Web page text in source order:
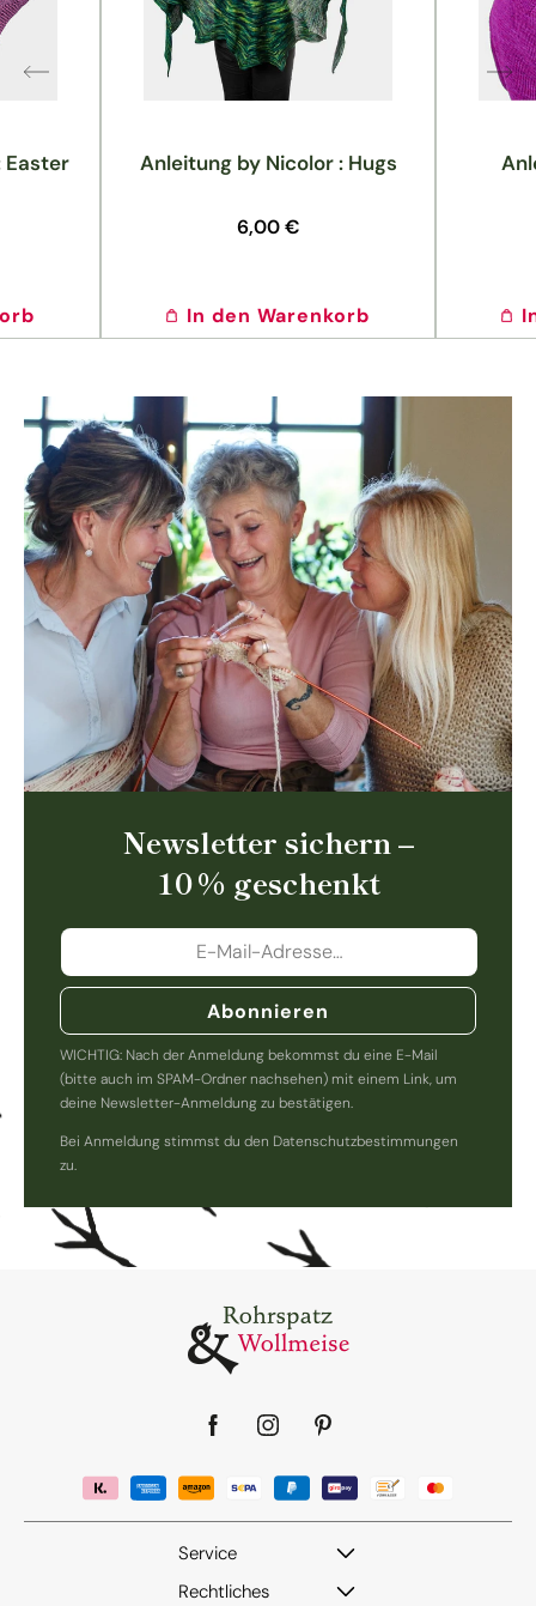
Easter Anleitung by Nicolor : Hugs
Normaler
6,00 €
In den Warenkorb
Newsletter sichern –
10 % geschenkt
Abonnieren
WICHTIG: Nach der Anmeldung bekommst du eine E-Mail
(bitte auch im SPAM-Ordner nachsehen) mit einem Link, um
deine Newsletter-Anmeldung zu bestätigen.
Bei Anmeldung stimmst du den Datenschutzbestimmungen
zu.
Facebook
InstagramPinterest
Service
Rechtliches